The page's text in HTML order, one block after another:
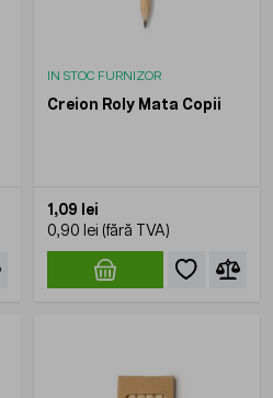
IN STOC FURNIZOR
Creion Roly Mata Copii
1,09 lei
0,90 lei